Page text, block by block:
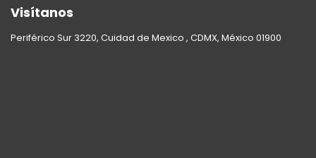
Visítanos
Periférico Sur 3220, Cuidad de Mexico , CDMX, México 01900